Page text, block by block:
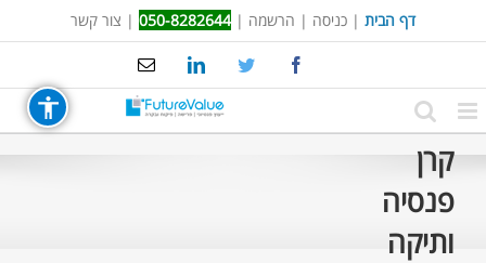
to
דף הבית | כניסה | הרשמה |
050-8282644
| צור קשר
Facebook
Twitter
LinkedIn
Email
קרן
פנסיה
ותיקה